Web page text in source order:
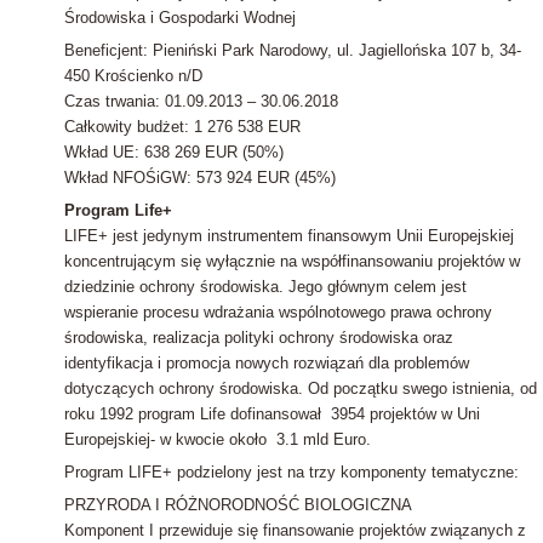
Środowiska i Gospodarki Wodnej
Beneficjent: Pieniński Park Narodowy, ul. Jagiellońska 107 b, 34-
450 Krościenko n/D
Czas trwania: 01.09.2013 – 30.06.2018
Całkowity budżet: 1 276 538 EUR
Wkład UE: 638 269 EUR (50%)
Wkład NFOŚiGW: 573 924 EUR (45%)
Program Life+
LIFE+ jest jedynym instrumentem finansowym Unii Europejskiej
koncentrującym się wyłącznie na współfinansowaniu projektów w
dziedzinie ochrony środowiska. Jego głównym celem jest
wspieranie procesu wdrażania wspólnotowego prawa ochrony
środowiska, realizacja polityki ochrony środowiska oraz
identyfikacja i promocja nowych rozwiązań dla problemów
dotyczących ochrony środowiska. Od początku swego istnienia, od
roku 1992 program Life dofinansował 3954 projektów w Uni
Europejskiej- w kwocie około 3.1 mld Euro.
Program LIFE+ podzielony jest na trzy komponenty tematyczne:
PRZYRODA I RÓŻNORODNOŚĆ BIOLOGICZNA
Komponent I przewiduje się finansowanie projektów związanych z